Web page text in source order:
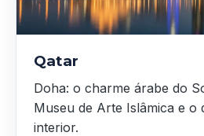
Qatar
Doha: o charme árabe do
Museu de Arte Islâmica e o
interior.